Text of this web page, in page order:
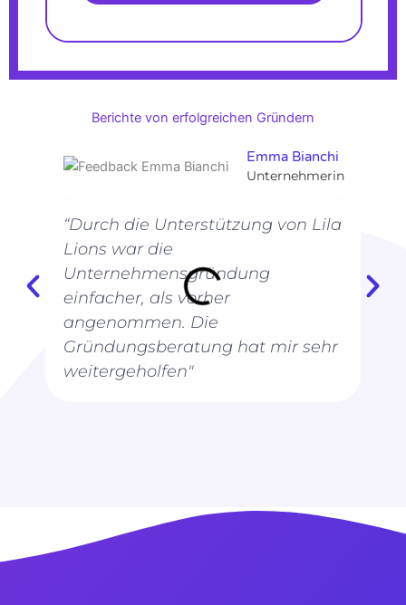
Berichte von erfolgreichen Gründern
“Durch die Unterstützung von Lila
Lions war die
Unternehmensgründung
einfacher, als vorher
angenommen. Die
Gründungsberatung hat mir sehr
weitergeholfen"
Emma Bianchi
Unternehmerin